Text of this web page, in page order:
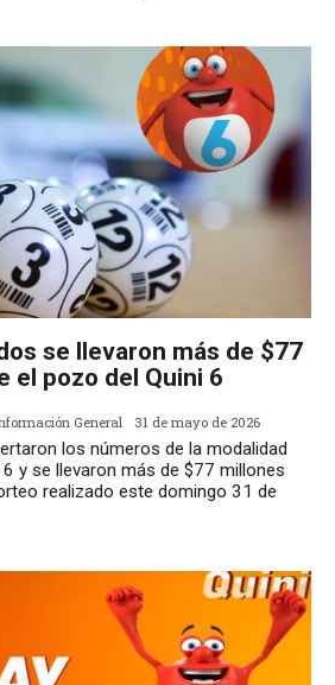
se llevaron más de $77
el pozo del Quini 6
General 31 de mayo de 2026
los números de la modalidad
6 y se llevaron más de $77 millones
realizado este domingo 31 de